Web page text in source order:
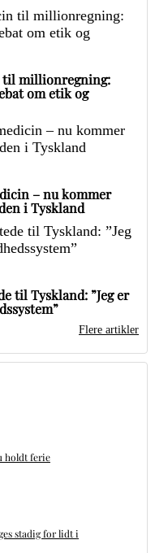
til millionregning:
om etik og
– nu kommer
i Tyskland
til Tyskland: ”Jeg er
Flere artikler
holdt ferie
stadig for lidt i